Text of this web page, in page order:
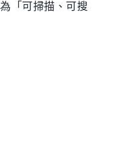
「可掃描、可搜